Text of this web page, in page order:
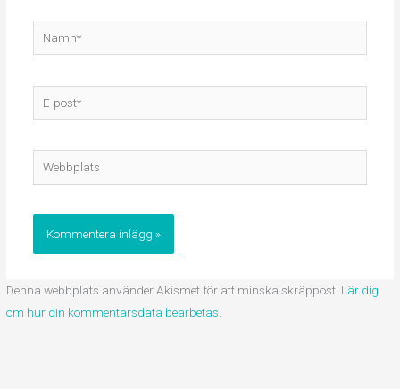
post*
Webbplats
Denna webbplats använder Akismet för att minska skräppost. Lär dig
om hur din kommentarsdata bearbetas